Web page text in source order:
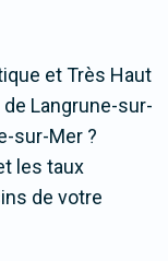
et Très Haut
Langrune-sur-
sur-Mer ?
les taux
de votre